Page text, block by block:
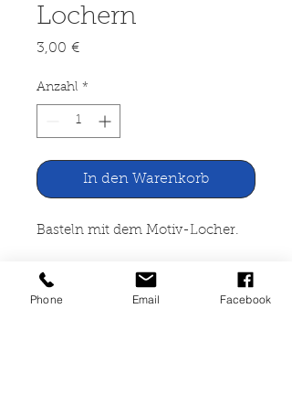
Lochern
3,00 €Preis
Anzahl *
In den Warenkorb
Basteln mit dem Motiv-Locher.
Gestaltungsideen mit 6
verschiedenen Lochern
Phone Email Facebook